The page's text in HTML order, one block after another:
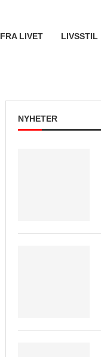
FRA LIVET LIVSSTIL
NYHETER